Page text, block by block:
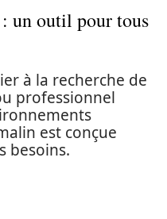
un outil pour tous
à la recherche de
professionnel
est conçue
besoins.